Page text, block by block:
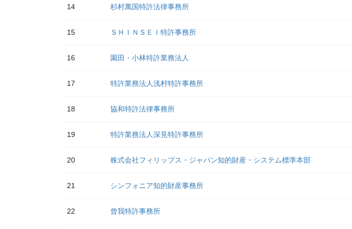
14 杉村萬国特許法律事務所
15 ＳＨＩＮＳＥＩ特許事務所
16 園田・小林特許業務法人
17 特許業務法人浅村特許事務所
18 協和特許法律事務所
19 特許業務法人深見特許事務所
20 株式会社フィリップス・ジャパン知的財産・システム標準本部
21 シンフォニア知的財産事務所
22 曾我特許事務所